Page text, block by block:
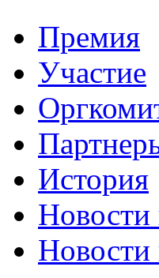
Премия
Участие
История
Новости